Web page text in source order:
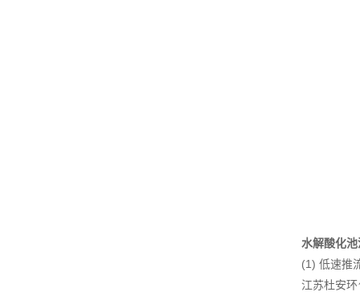
水解酸化
(1) 低速推
江苏杜安